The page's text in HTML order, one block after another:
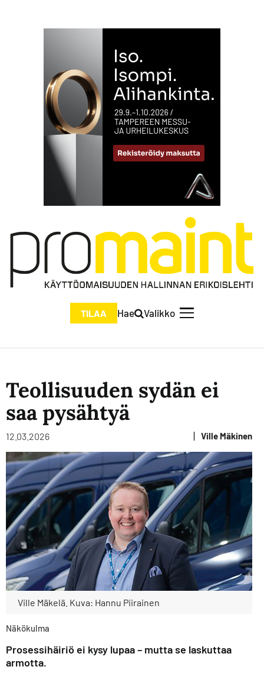
TILAA Hae Valikko
Teollisuuden sydän ei
saa pysähtyä
12.03.2026 | Ville Mäkinen
Ville Mäkelä. Kuva: Hannu Piirainen
Näkökulma
Prosessihäiriö ei kysy lupaa – mutta se laskuttaa
armotta.